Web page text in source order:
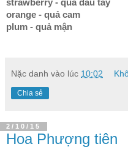
strawberry - quả dâu tây
orange - quả cam
plum - quả mận
Nặc danh vào lúc 10:02
Chia sẻ
2/10/15
Hoa Phượng tiên